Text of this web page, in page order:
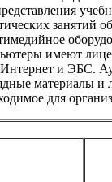
занятий
имеют
и ЭБС.
материалы и
для